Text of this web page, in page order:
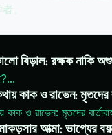
。
বিড়াল: রক্ষক নাকি
...
কাক ও রাভেন: মৃতদের
ও রাভেন: মৃতদের
আত্মা: ভাগ্যের